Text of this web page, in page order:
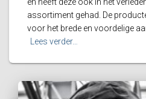
en heeft deze ook in het
assortiment gehad. De
voor het brede en voordelige
Lees verder…